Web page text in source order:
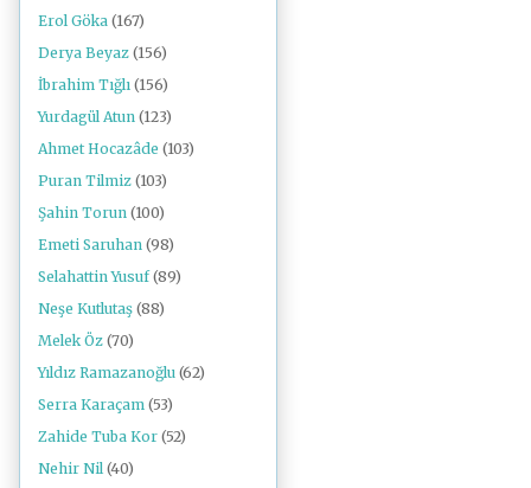
Erol Göka (167)
Derya Beyaz (156)
İbrahim Tığlı (156)
Yurdagül Atun (123)
Ahmet Hocazâde (103)
Puran Tilmiz (103)
Şahin Torun (100)
Emeti Saruhan (98)
Selahattin Yusuf (89)
Neşe Kutlutaş (88)
Melek Öz (70)
Yıldız Ramazanoğlu (62)
Serra Karaçam (53)
Zahide Tuba Kor (52)
Nehir Nil (40)